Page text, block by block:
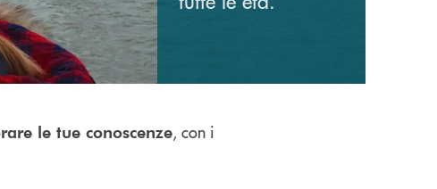
le tue conoscenze, con i